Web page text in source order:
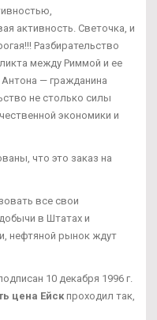
активность. Светочка, и
Разбирательство
между Риммой и ее
— гражданина
не столько силы
экономики и
что это заказ на
все свои
в Штатах и
нефтяной рынок ждут
10 декабря 1996 г.
цена Ейск проходил так,